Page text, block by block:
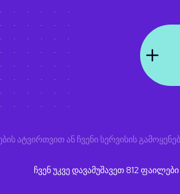
ატვირთვით ან ჩვენი სერვისის
ჩვენ უკვე დავამუშავეთ 812